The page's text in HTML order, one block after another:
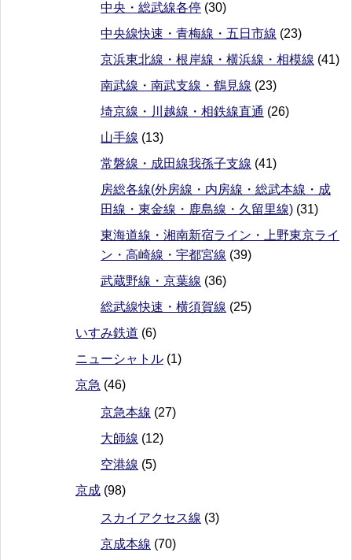
中央・総武線各停 (30)
中央線快速・青梅線・五日市線 (23)
京浜東北線・根岸線・横浜線・相模線 (41)
南武線・南武支線・鶴見線 (23)
埼京線・川越線・相鉄線直通 (26)
山手線 (13)
常磐線・成田線我孫子支線 (41)
房総各線(外房線・内房線・総武本線・成
田線・東金線・鹿島線・久留里線) (31)
東海道線・湘南新宿ライン・上野東京ライ
ン・高崎線・宇都宮線 (39)
武蔵野線・京葉線 (36)
総武線快速・横須賀線 (25)
いすみ鉄道 (6)
ニューシャトル (1)
京急 (46)
京急本線 (27)
大師線 (12)
空港線 (5)
京成 (98)
スカイアクセス線 (3)
京成本線 (70)